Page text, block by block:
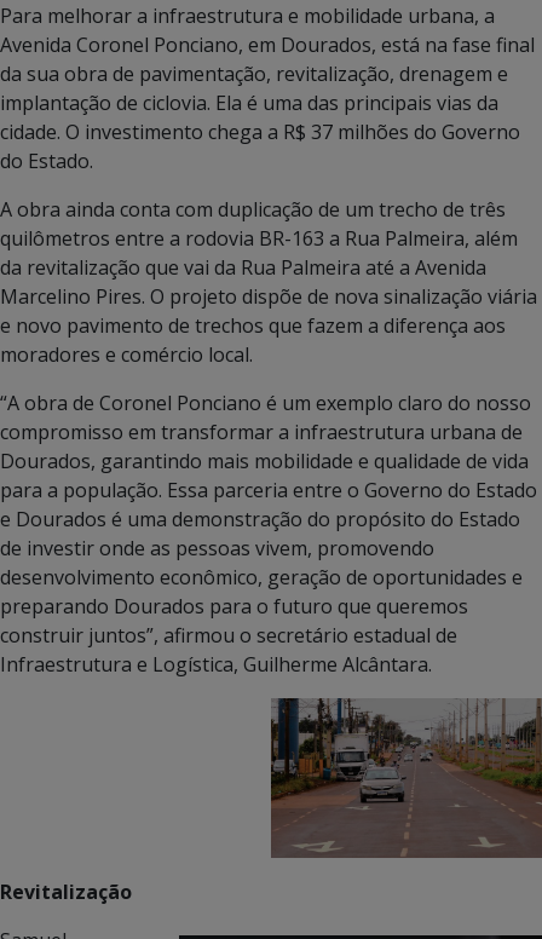
Para melhorar a infraestrutura e mobilidade urbana, a
Avenida Coronel Ponciano, em Dourados, está na fase final
da sua obra de pavimentação, revitalização, drenagem e
implantação de ciclovia. Ela é uma das principais vias da
cidade. O investimento chega a R$ 37 milhões do Governo
do Estado.
A obra ainda conta com duplicação de um trecho de três
quilômetros entre a rodovia BR-163 a Rua Palmeira, além
da revitalização que vai da Rua Palmeira até a Avenida
Marcelino Pires. O projeto dispõe de nova sinalização viária
e novo pavimento de trechos que fazem a diferença aos
moradores e comércio local.
“A obra de Coronel Ponciano é um exemplo claro do nosso
compromisso em transformar a infraestrutura urbana de
Dourados, garantindo mais mobilidade e qualidade de vida
para a população. Essa parceria entre o Governo do Estado
e Dourados é uma demonstração do propósito do Estado
de investir onde as pessoas vivem, promovendo
desenvolvimento econômico, geração de oportunidades e
preparando Dourados para o futuro que queremos
construir juntos”, afirmou o secretário estadual de
Infraestrutura e Logística, Guilherme Alcântara.
Revitalização